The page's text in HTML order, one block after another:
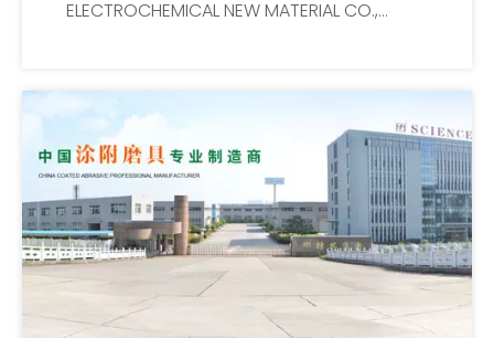
ELECTROCHEMICAL NEW MATERIAL CO.,
pequeña cantidad de partículas finas de
PVC.Después de ajustar el pH, coagular y
flocular el agua residual, las partículas
finas se agregan en flóculos más
grandes y se reciclan mediante flotación
de aire disuelto de alta eficiencia,
logrando buenos resultados.